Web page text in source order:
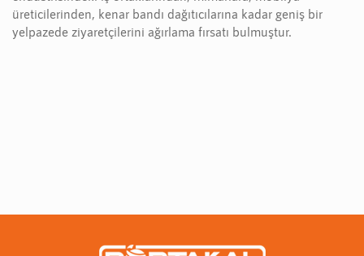
üreticilerinden, kenar bandı dağıtıcılarına kadar geniş bir
yelpazede ziyaretçilerini ağırlama fırsatı bulmuştur.